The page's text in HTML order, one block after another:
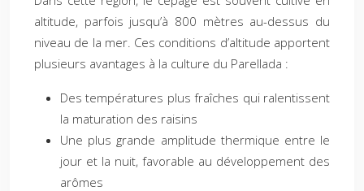
altitude, parfois jusqu’à 800 mètres au-dessus du
niveau de la mer. Ces conditions d’altitude apportent
plusieurs avantages à la culture du Parellada :
Des températures plus fraîches qui ralentissent
la maturation des raisins
Une plus grande amplitude thermique entre le
jour et la nuit, favorable au développement des
arômes